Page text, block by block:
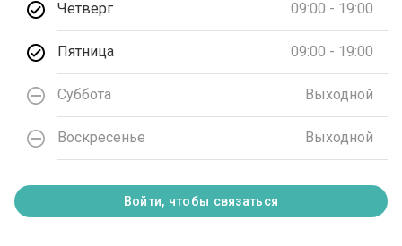
Четверг 09:00 - 19:00
Пятница 09:00 - 19:00
Суббота Выходной
Воскресенье Выходной
Войти, чтобы связаться